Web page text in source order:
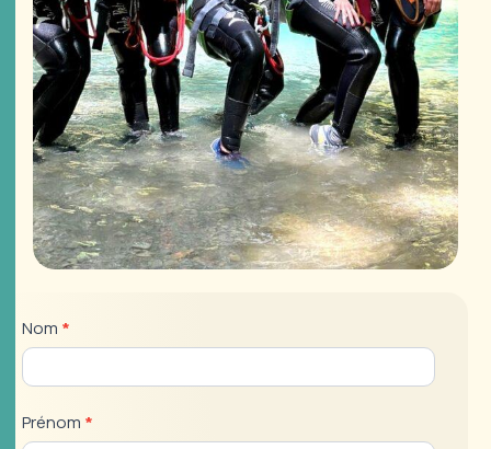
Demande
de
réservation
Canyoning
Nom *
Prénom *